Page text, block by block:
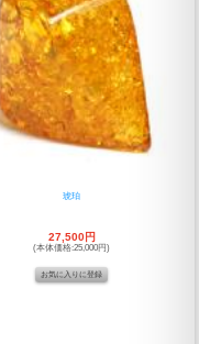
琥珀
27,500円
(本体価格:25,000円)